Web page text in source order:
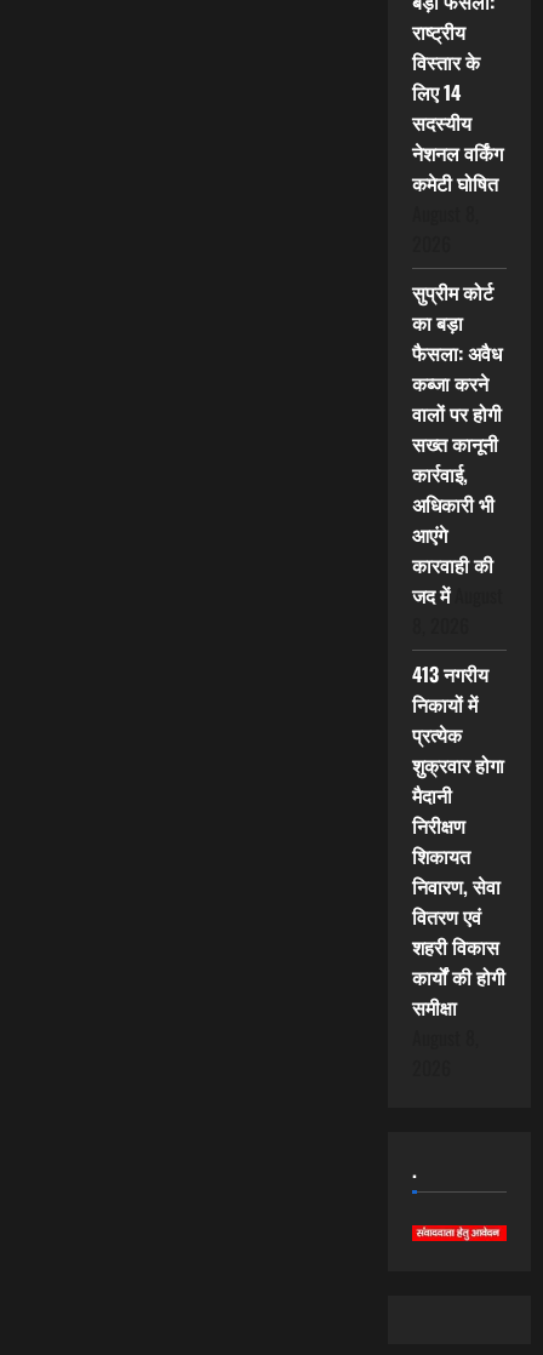
राष्ट्रीय
विस्तार के
लिए 14
सदस्यीय
नेशनल वर्किंग
कमेटी घोषित
सुप्रीम कोर्ट
का बड़ा
फैसला: अवैध
कब्जा करने
वालों पर होगी
सख्त कानूनी
कार्रवाई,
अधिकारी भी
आएंगे
कारवाही की
जद में
413 नगरीय
निकायों में
प्रत्येक
शुक्रवार होगा
मैदानी
निरीक्षण
शिकायत
निवारण, सेवा
वितरण एवं
शहरी विकास
कार्यों की होगी
समीक्षा
.